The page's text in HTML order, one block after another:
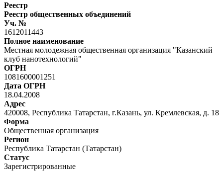
Реестр
Реестр общественных объединений
Уч. №
1612011443
Полное наименование
Местная молодежная общественная организация "Казанский
клуб нанотехнологий"
ОГРН
1081600001251
Дата ОГРН
18.04.2008
Адрес
420008, Республика Татарстан, г.Казань, ул. Кремлевская, д. 18
Форма
Общественная организация
Регион
Республика Татарстан (Татарстан)
Статус
Зарегистрированные